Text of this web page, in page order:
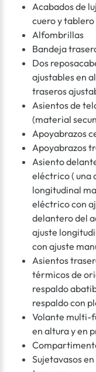
Acabados de
cuero y
Alfombrillas
Bandeja
Dos
ajustables en
traseros
Asientos de
(material
Apoyabrazos
Apoyabrazos
Asiento
eléctrico ( una
longitudinal
eléctrico con
delantero del
ajuste
con ajuste
Asientos
térmicos de
respaldo
respaldo con
Volante multi-
en altura y en
Sujetavasos